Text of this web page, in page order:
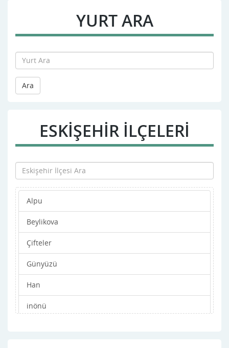
YURT ARA
Ara
ESKIŞEHIR İLÇELERİ
Alpu
Beylikova
Çifteler
Günyüzü
Han
inönü